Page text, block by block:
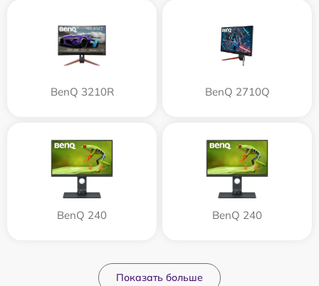
BenQ 3210R BenQ 2710Q
BenQ 240 BenQ 240
Показать больше